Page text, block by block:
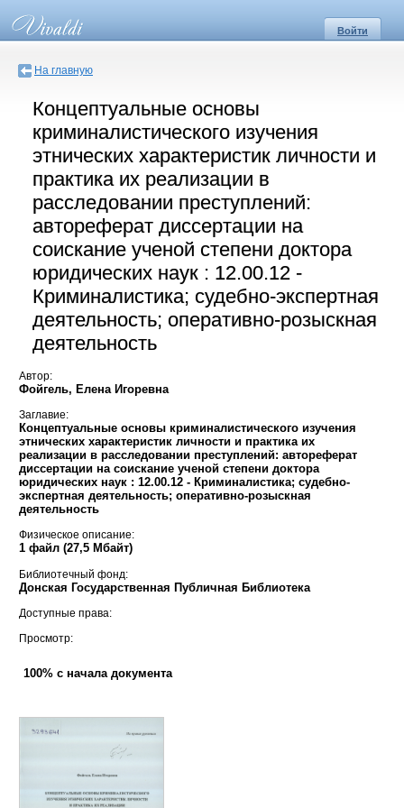
Войти
На главную
Концептуальные основы
криминалистического изучения
этнических характеристик личности и
практика их реализации в
расследовании преступлений:
автореферат диссертации на
соискание ученой степени доктора
юридических наук : 12.00.12 -
Криминалистика; судебно-экспертная
деятельность; оперативно-розыскная
деятельность
Автор:
Фойгель, Елена Игоревна
Заглавие:
Концептуальные основы криминалистического изучения
этнических характеристик личности и практика их
реализации в расследовании преступлений: автореферат
диссертации на соискание ученой степени доктора
юридических наук : 12.00.12 - Криминалистика; судебно-
экспертная деятельность; оперативно-розыскная
деятельность
Физическое описание:
1 файл (27,5 Мбайт)
Библиотечный фонд:
Донская Государственная Публичная Библиотека
Доступные права:
Просмотр:
100% с начала документа